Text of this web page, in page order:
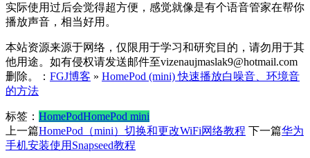
实际使用过后会觉得超方便，感觉就像是有个语音管家在帮你
播放声音，相当好用。
本站资源来源于网络，仅限用于学习和研究目的，请勿用于其
他用途。如有侵权请发送邮件至vizenaujmaslak9@hotmail.com
删除。： FGJ博客 » HomePod (mini) 快速播放白噪音、环境音
的方法
标签： HomePodHomePod mini
上一篇HomePod（mini）切换和更改WiFi网络教程 下一篇华为
手机安装使用Snapseed教程